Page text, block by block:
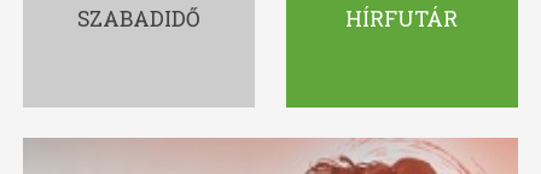
SZABADIDŐ HÍRFUTÁR